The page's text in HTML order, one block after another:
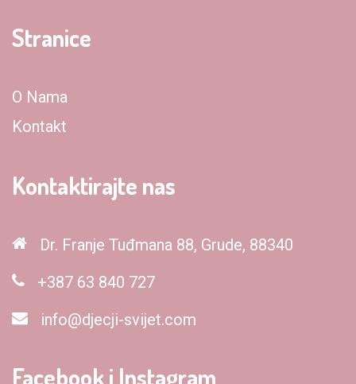
Stranice
O Nama
Kontakt
Kontaktirajte nas
Dr. Franje Tuđmana 88, Grude, 88340
+387 63 840 727
info@djecji-svijet.com
Facebook i Instagram